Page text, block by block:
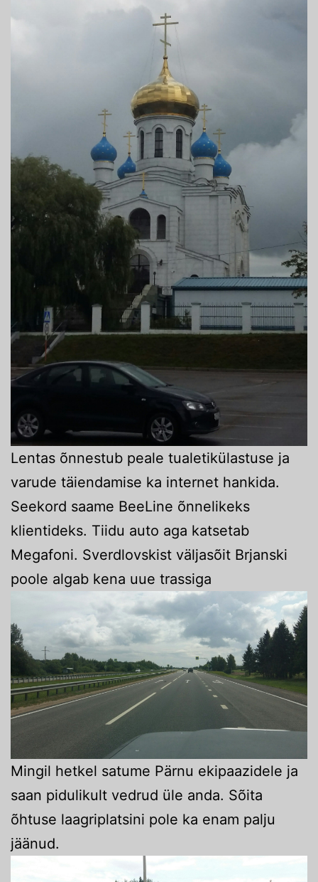
Lentas õnnestub peale tualetikülastuse ja
varude täiendamise ka internet hankida.
Seekord saame BeeLine õnnelikeks
klientideks. Tiidu auto aga katsetab
Megafoni. Sverdlovskist väljasõit Brjanski
poole algab kena uue trassiga
Mingil hetkel satume Pärnu ekipaazidele ja
saan pidulikult vedrud üle anda. Sõita
õhtuse laagriplatsini pole ka enam palju
jäänud.